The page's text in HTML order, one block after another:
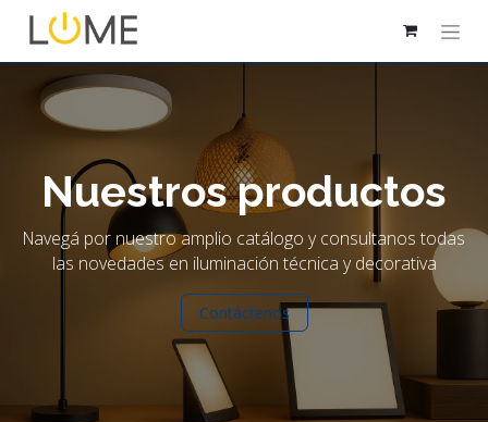
Nuestros productos
Navegá por nuestro amplio catálogo y consultanos todas
las novedades en iluminación técnica y decorativa
Contáctenos